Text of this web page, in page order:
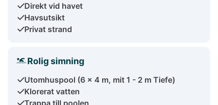
Direkt vid havet
Havsutsikt
Privat strand
Rolig simning
Utomhuspool (6 x 4 m, mit 1 - 2 m Tiefe)
Klorerat vatten
Trappa till poolen